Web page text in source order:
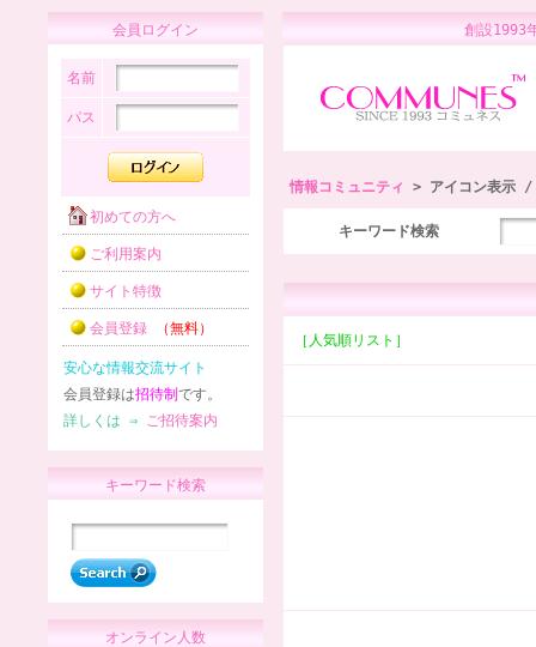
会員ログイン
名前
パス
初めての方へ
ご利用案内
サイト特徴
会員登録 （無料）
安心な情報交流サイト
会員登録は招待制 です。
詳しくは ⇒ ご招待案内
キーワード検索
オンライン人数
創設
情報コミュニティ > アイコン表示
キーワード検索
［人気順リスト］